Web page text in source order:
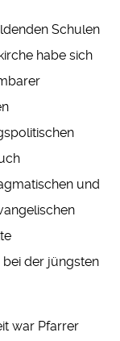
Schulen
habe sich
und
der jüngsten
war Pfarrer